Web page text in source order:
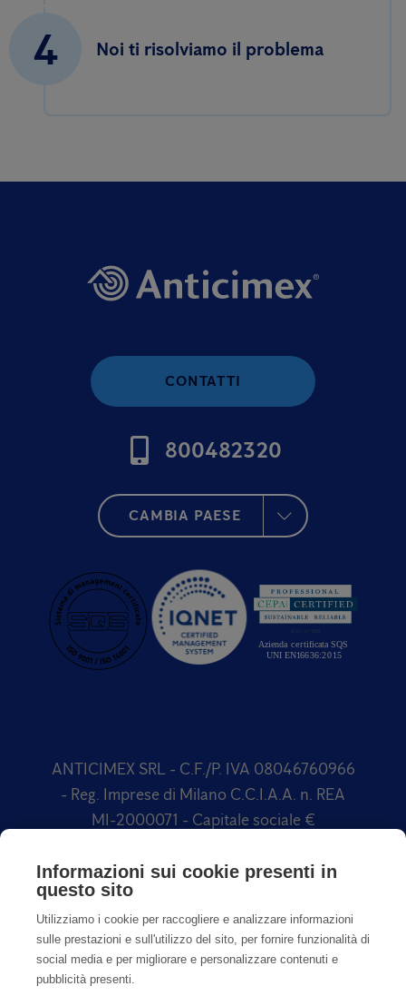
4 Noi ti risolviamo il problema
CONTATTI
800482320
CAMBIA PAESE
ANTICIMEX SRL - C.F./P. IVA 08046760966
- Reg. Imprese di Milano C.C.I.A.A. n. REA
MI-2000071 - Capitale sociale €
coordinamento di Anticimex International
Informazioni sui cookie presenti in
questo sito
Utilizziamo i cookie per raccogliere e analizzare informazioni
sulle prestazioni e sull'utilizzo del sito, per fornire funzionalità di
social media e per migliorare e personalizzare contenuti e
pubblicità presenti.